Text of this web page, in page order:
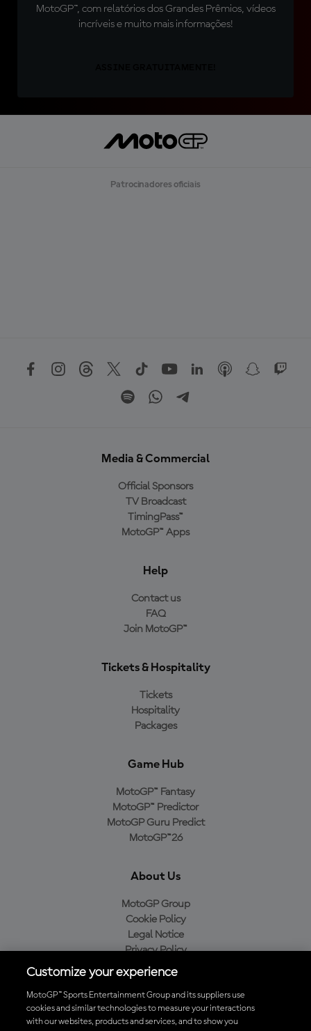
MotoGP™, com relatórios dos Grandes Prêmios, vídeos
incríveis e muito mais informações!
Patrocinadores oficiais
Media & Commercial
Official Sponsors
TV Broadcast
TimingPass™
MotoGP™ Apps
Help
Contact us
FAQ
Join MotoGP™
Tickets & Hospitality
Tickets
Hospitality
Packages
Game Hub
MotoGP™ Fantasy
MotoGP™ Predictor
MotoGP Guru Predict
MotoGP™26
About Us
MotoGP Group
Cookie Policy
Legal Notice
Privacy Policy
Purchase Policy
Baixe o aplicativo oficial da MotoGP™
Customize your experience
MotoGP™ Sports Entertainment Group and its suppliers use
cookies and similar technologies to measure your interactions
with our websites, products and services, and to show you